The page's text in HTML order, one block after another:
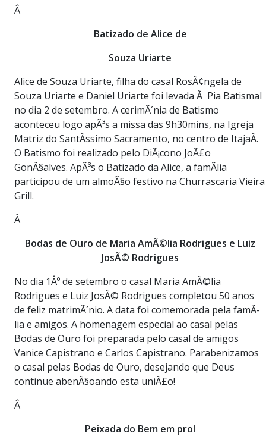
Â
Batizado de Alice de
Souza Uriarte
Alice de Souza Uriarte, filha do casal RosÃ¢ngela de
Souza Uriarte e Daniel Uriarte foi levada Ã Pia Batismal
no dia 2 de setembro. A cerimÃ´nia de Batismo
aconteceu logo apÃ³s a missa das 9h30mins, na Igreja
Matriz do SantÃ­ssimo Sacramento, no centro de ItajaÃ­.
O Batismo foi realizado pelo DiÃ¡cono JoÃ£o
GonÃ§alves. ApÃ³s o Batizado da Alice, a famÃ­lia
participou de um almoÃ§o festivo na Churrascaria Vieira
Grill.
Â
Bodas de Ouro de Maria AmÃ©lia Rodrigues e Luiz
JosÃ© Rodrigues
No dia 1Âº de setembro o casal Maria AmÃ©lia
Rodrigues e Luiz JosÃ© Rodrigues completou 50 anos
de feliz matrimÃ´nio. A data foi comemorada pela famÃ­
lia e amigos. A homenagem especial ao casal pelas
Bodas de Ouro foi preparada pelo casal de amigos
Vanice Capistrano e Carlos Capistrano. Parabenizamos
o casal pelas Bodas de Ouro, desejando que Deus
continue abenÃ§oando esta uniÃ£o!
Â
Peixada do Bem em prol